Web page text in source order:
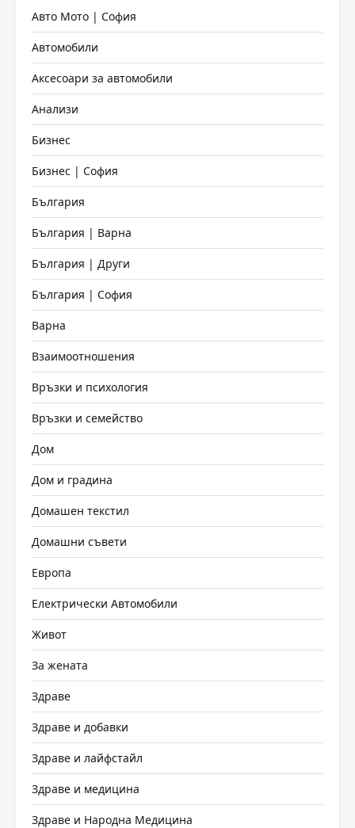
Авто Мото | София
Автомобили
Аксесоари за автомобили
Анализи
Бизнес
Бизнес | София
България
България | Варна
България | Други
България | София
Варна
Взаимоотношения
Връзки и психология
Връзки и семейство
Дом
Дом и градина
Домашен текстил
Домашни съвети
Европа
Електрически Автомобили
Живот
За жената
Здраве
Здраве и добавки
Здраве и лайфстайл
Здраве и медицина
Здраве и Народна Медицина